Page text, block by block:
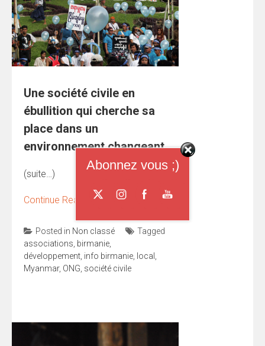
Une société civile en
ébullition qui cherche sa
place dans un
environnement changeant
(suite…)
Continue Reading→
Posted in Non classé
Tagged
associations birmanie
développement info birmanie local
Myanmar, ONG société civile
Abonnez vous ;)